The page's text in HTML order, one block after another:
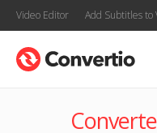
Video Editor Add Subtitles to